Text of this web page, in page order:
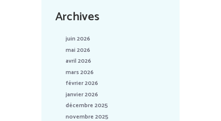
Archives
juin 2026
mai 2026
avril 2026
mars 2026
février 2026
janvier 2026
décembre 2025
novembre 2025